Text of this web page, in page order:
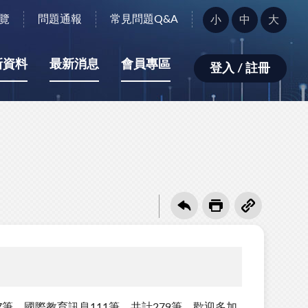
問題通報 常見問題Q&A
字
型
小：
小 中 大
資料 最新消息 會員專區 登入 / 註冊